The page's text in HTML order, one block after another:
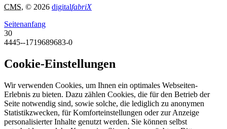
CMS, © 2026 digitalfabriX
Seitenanfang
30
4445--1719689683-0
Cookie-Einstellungen
Wir verwenden Cookies, um Ihnen ein optimales Webseiten-
Erlebnis zu bieten. Dazu zählen Cookies, die für den Betrieb der
Seite notwendig sind, sowie solche, die lediglich zu anonymen
Statistikzwecken, für Komforteinstellungen oder zur Anzeige
personalisierter Inhalte genutzt werden. Sie können selbst